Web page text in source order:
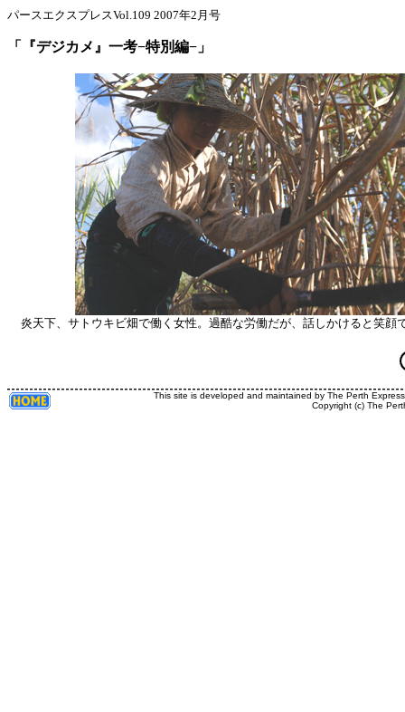
パースエクスプレスVol.109 2007年2月号
「『デジカメ』一考−特別編−」
炎天下、サトウキビ畑で働く女性。過酷な労働だが、話しかけると笑顔
This site is developed and maintained by The Perth
Copyright (c) The